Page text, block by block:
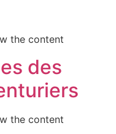
the content
des
the content